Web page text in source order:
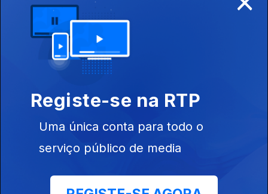
Dillaz - «O Próprio». Canção: Cantona
27 fev. 2024
A dupla de produtores Goias conta como foi o processo
criativo que levou ao nascimento do álbum.
Dillaz - «O próprio». Canção: Alô
26 fev. 2024
O início do desvendar de um álbum recordista.
idles: «Tangk». Canção: Grace
Registe-se na RTP
Uma única conta para todo o
serviço público de media